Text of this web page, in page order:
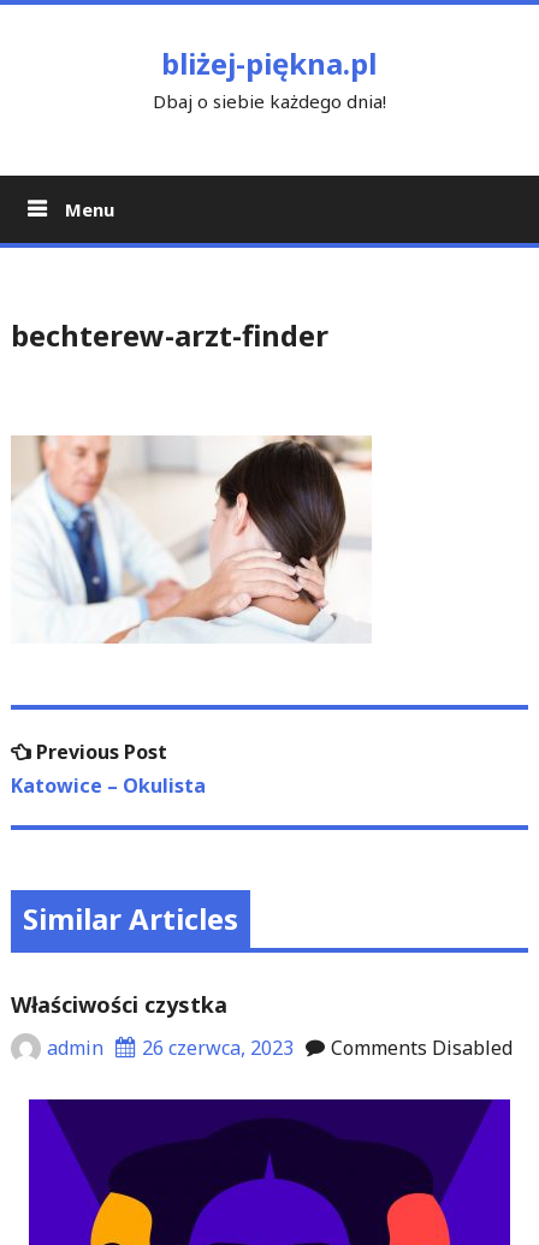
bliżej-piękna.pl
Dbaj o siebie każdego dnia!
Menu
bechterew-arzt-finder
Nawigacja
wpisu
Previous PostPrevious
post:
Katowice – Okulista
Similar Articles
Właściwości czystka
admin 26 czerwca, 2023 Comments Disabled